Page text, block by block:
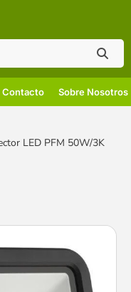
Contacto Sobre Nosotros
LED PFM 50W/3K